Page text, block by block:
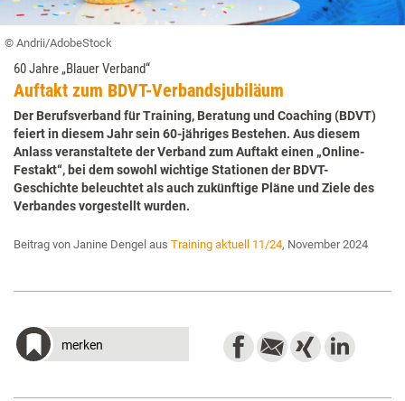
© Andrii/AdobeStock
60 Jahre „Blauer Verband“
Auftakt zum BDVT-Verbandsjubiläum
Der Berufsverband für Training, Beratung und Coaching (BDVT)
feiert in diesem Jahr sein 60-jähriges Bestehen. Aus diesem
Anlass veranstaltete der Verband zum Auftakt einen „Online-
Festakt“, bei dem sowohl wichtige Stationen der BDVT-
Geschichte beleuchtet als auch zukünftige Pläne und Ziele des
Verbandes vorgestellt wurden.
Beitrag von Janine Dengel aus Training aktuell 11/24, November 2024
merken